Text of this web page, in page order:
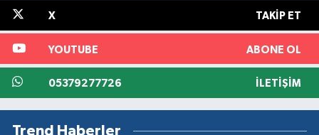
X TAKIP ET
YOUTUBE ABONE OL
05379277726 İLETIŞIM
Trend Haberler